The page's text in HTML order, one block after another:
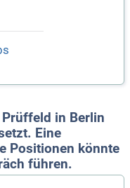
in Berlin
Eine
Positionen könnte
führen.